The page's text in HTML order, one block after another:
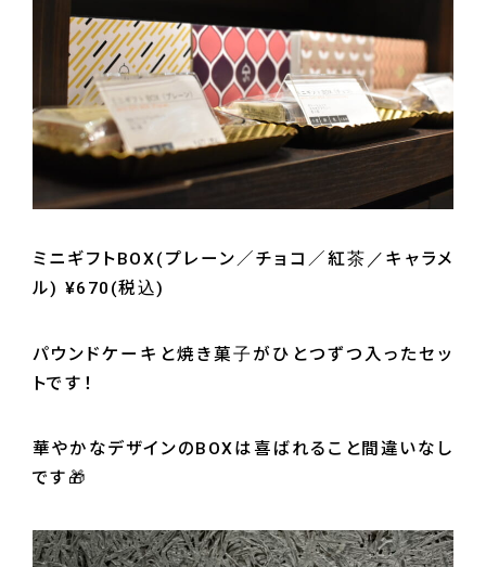
ミニギフトBOX(プレーン／チョコ／紅茶／キャラメ
ル) ¥670(税込)
パウンドケーキと焼き菓子がひとつずつ入ったセッ
トです！
華やかなデザインのBOXは喜ばれること間違いなし
です🎁